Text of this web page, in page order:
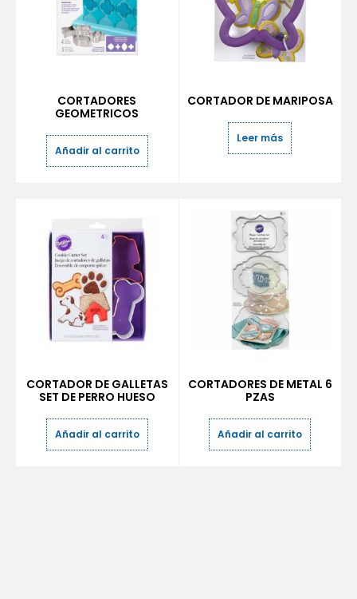
CORTADORES
GEOMETRICOS
Añadir al carrito
CORTADOR DE MARIPOSA
Leer más
CORTADOR DE GALLETAS
SET DE PERRO HUESO
Añadir al carrito
CORTADORES DE METAL 6
PZAS
Añadir al carrito